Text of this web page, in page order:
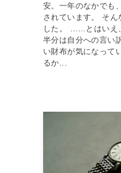
安。一年のなかでも
されています。 そん
した。 ……とはいえ
半分は自分への言い
い財布が気になって
るか...